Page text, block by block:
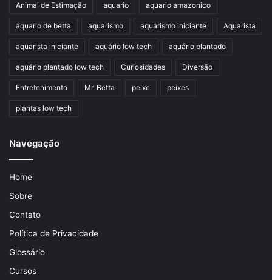
Animal de Estimação aquario aquario amazonico
aquario de betta aquarismo aquarismo iniciante Aquarista
aquarista iniciante aquário low tech aquário plantado
aquário plantado low tech Curiosidades Diversão
Entretenimento Mr. Betta peixe peixes
plantas low tech
Navegação
Home
Sobre
Contato
Política de Privacidade
Glossário
Cursos